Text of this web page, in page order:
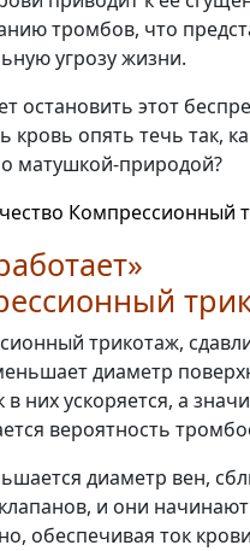
тромбов, что
угрозу жизни.
остановить этот
кровь опять течь так,
матушкой-природой?
Компрессионный
трикотаж,
диаметр
в них ускоряется, а
вероятность
диаметр вен,
и они
обеспечивая ток